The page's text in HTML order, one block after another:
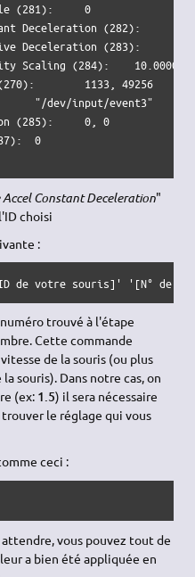
Accel Constant Deceleration"
choisi
:
de votre souris]' '[N° de
trouvé à l'étape
Cette commande
de la souris (ou plus
souris). Dans notre cas, on
(ex: 1.5) il sera nécessaire
le réglage qui vous
ceci :
vous pouvez tout de
a bien été appliquée en